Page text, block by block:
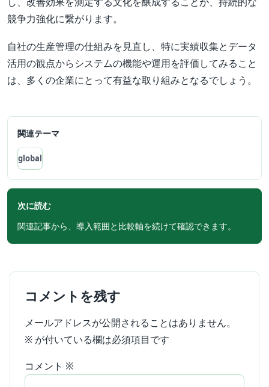
競争力強化に繋がります。
自社の生産管理の仕組みを見直し、特に実績収集とデータ
活用の観点からシステムの機能や運用を評価してみること
は、多くの企業にとって有益な取り組みとなるでしょう。
関連テーマ
global
次に読む
関連記事から、導入範囲と比較軸を続けて確認できます。
コメントを残す
メールアドレスが公開されることはありません。
※ が付いている欄は必須項目です
コメント ※